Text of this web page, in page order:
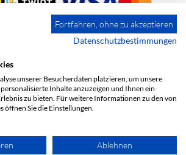
Fortfahren, ohne zu akzeptieren
Datenschutzbestimmungen
unserer Besucherdaten platzieren, um unsere
Inhalte anzuzeigen und Ihnen ein
zu bieten. Für weitere Informationen zu den von
öffnen Sie die Einstellungen.
Ablehnen